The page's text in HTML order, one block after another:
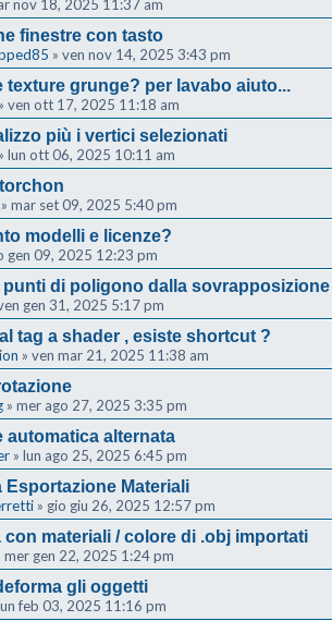
nov 18, 2025 11:37 am
finestre con tasto
» ven nov 14, 2025 3:43 pm
texture grunge? per lavabo aiuto...
» ven ott 17, 2025 11:18 am
più i vertici selezionati
» lun ott 06, 2025 10:11 am
» mar set 09, 2025 5:40 pm
modelli e licenze?
gen 09, 2025 12:23 pm
punti di poligono dalla
gen 31, 2025 5:17 pm
tag a shader , esiste shortcut ?
» ven mar 21, 2025 11:38 am
» mer ago 27, 2025 3:35 pm
automatica alternata
» lun ago 25, 2025 6:45 pm
Esportazione Materiali
» gio giu 26, 2025 12:57 pm
con materiali / colore di .obj importati
mer gen 22, 2025 1:24 pm
gli oggetti
feb 03, 2025 11:16 pm